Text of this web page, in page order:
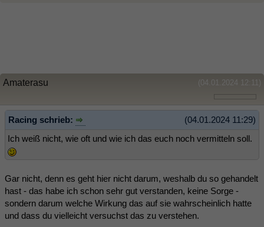
(04.01.2024 12:11)
Amaterasu
(04.01.2024 11:29)
Racing schrieb:
Ich weiß nicht, wie oft und wie ich das euch noch vermitteln soll.
Gar nicht, denn es geht hier nicht darum, weshalb du so gehandelt
hast - das habe ich schon sehr gut verstanden, keine Sorge -
sondern darum welche Wirkung das auf sie wahrscheinlich hatte
und dass du vielleicht versuchst das zu verstehen.